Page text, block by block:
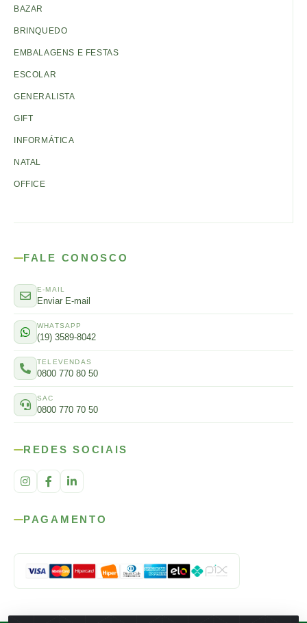
BAZAR
BRINQUEDO
EMBALAGENS E FESTAS
ESCOLAR
GENERALISTA
GIFT
INFORMÁTICA
NATAL
OFFICE
FALE CONOSCO
E-MAIL
Enviar E-mail
WHATSAPP
(19) 3589-8042
TELEVENDAS
0800 770 80 50
SAC
0800 770 70 50
REDES SOCIAIS
PAGAMENTO